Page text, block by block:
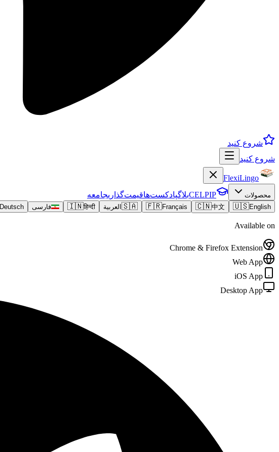
شروع کنید
شروع کنید
FlexiLingo
محصولات CELPIPبلاگپادکست‌هاقیمت‌گذاریجامعه
🇺🇸English
🇨🇳中文
🇫🇷Français
🇸🇦 العربية 🇮🇳हिन्दी فارسی Deutsch
Available on
Chrome & Firefox Extension
Web App
iOS App
Desktop App